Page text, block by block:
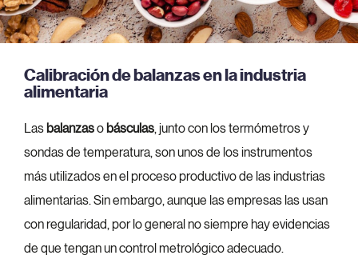
Calibración de balanzas en la industria
alimentaria
Las balanzaso básculas, junto con los termómetros y
sondas de temperatura, son unos de los instrumentos
más utilizados en el proceso productivo de las industrias
alimentarias. Sin embargo, aunque las empresas las usan
con regularidad, por lo general no siempre hay evidencias
de que tengan un control metrológico adecuado.